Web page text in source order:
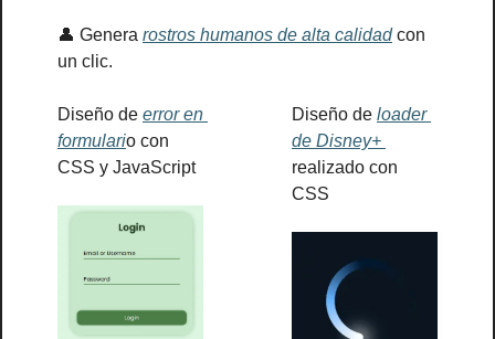
👤 Genera rostros humanos de alta calidad con
un clic.
Diseño de error en
formulario con
CSS y JavaScript
Diseño de loader
realizado con
CSS